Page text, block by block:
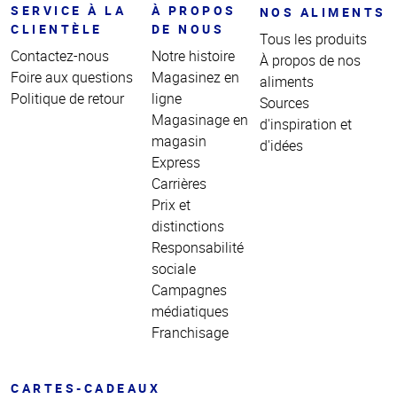
SERVICE À LA
CLIENTÈLE
Contactez-nous
Foire aux questions
Politique de retour
À PROPOS
DE NOUS
Notre histoire
Magasinez en
ligne
Magasinage en
magasin
Express
Carrières
Prix et
distinctions
Responsabilité
sociale
Campagnes
médiatiques
Franchisage
NOS ALIMENTS
Tous les produits
À propos de nos
aliments
Sources
d'inspiration et
d'idées
CARTES-CADEAUX